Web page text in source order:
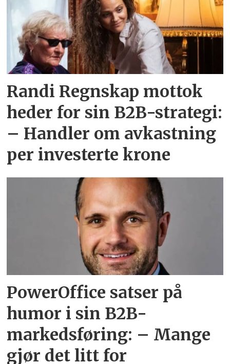
Randi Regnskap mottok
heder for sin B2B-strategi:
– Handler om avkastning
per investerte krone
PowerOffice satser på
humor i sin B2B-
markedsføring: – Mange
gjør det litt for